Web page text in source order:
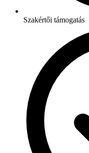
Szakértői támogatás